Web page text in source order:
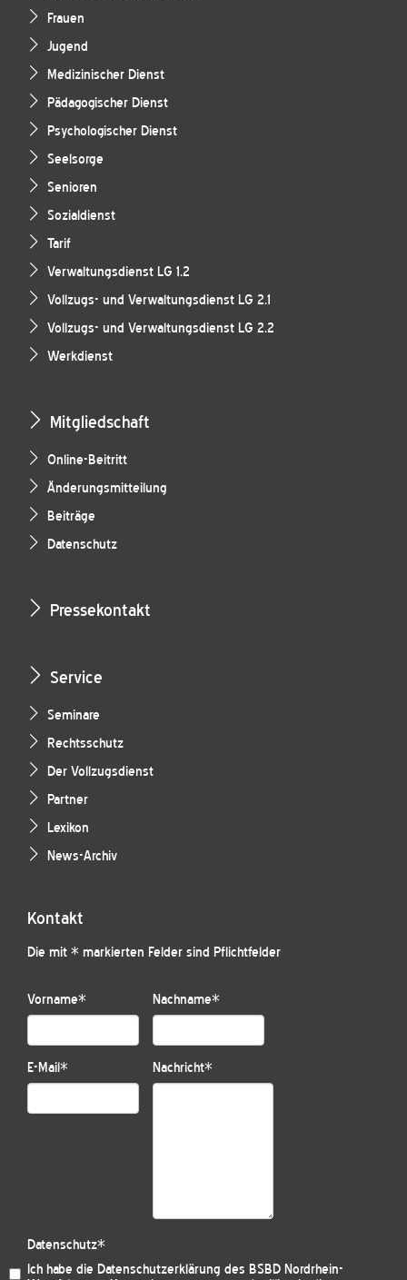
Frauen
Jugend
Medizinischer Dienst
Pädagogischer Dienst
Psychologischer Dienst
Seelsorge
Senioren
Sozialdienst
Tarif
Verwaltungsdienst LG 1.2
Vollzugs- und Verwaltungsdienst LG 2.1
Vollzugs- und Verwaltungsdienst LG 2.2
Werkdienst
Mitgliedschaft
Online-Beitritt
Änderungsmitteilung
Beiträge
Datenschutz
Pressekontakt
Service
Seminare
Rechtsschutz
Der Vollzugsdienst
Partner
Lexikon
News-Archiv
Kontakt
Die mit * markierten Felder sind Pflichtfelder
Vorname* Nachname*
E-Mail* Nachricht*
Datenschutz*
Ich habe die Datenschutzerklärung des BSBD Nordrhein-